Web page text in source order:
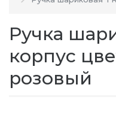
Ручка
корпус
розовый